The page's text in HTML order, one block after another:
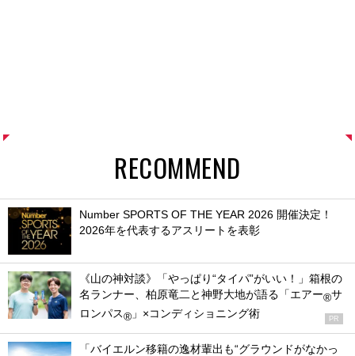
RECOMMEND
Number SPORTS OF THE YEAR 2026 開催決定！
2026年を代表するアスリートを表彰
《山の神対談》「やっぱり“タイパ”がいい！」箱根の
名ランナー、柏原竜二と神野大地が語る「エアー®サ
ロンパス® 」×コンディショニング術 PR
「バイエルン移籍の逸材輩出も“グラウンドがなかっ